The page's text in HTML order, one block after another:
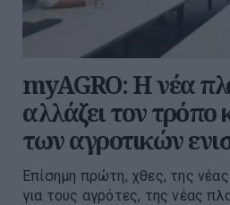
myAGRO: Η νέα
αλλάζει τον τρόπο
των αγροτικών
Επίσημη πρώτη, χθες, της
για τους αγρότες, της νέας